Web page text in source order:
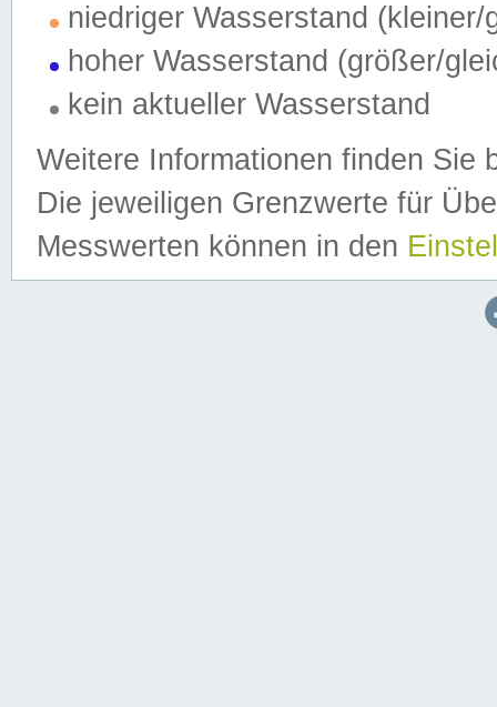
niedriger Wasserstand (kleiner/
hoher Wasserstand (größer/
kein aktueller Wasserstand
Weitere Informationen finden Sie
Die jeweiligen Grenzwerte für
Messwerten können in den